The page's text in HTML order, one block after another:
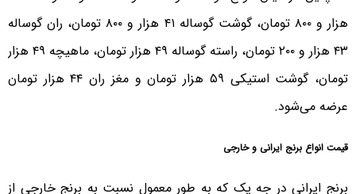
هزار و ۸۰۰ تومان، گوشت گوساله ۴۱ هزار و ۸۰۰ تومان، ‌ران گوساله
۴۳ هزار و ۲۰۰ تومان، راسته گوساله ۴۹ هزار تومان، ماهیچه ۴۹ هزار
تومان، گوشت استیکی ۵۹ هزار تومان و مغز ران ۴۴ هزار تومان
عرضه می‌شود.
قیمت انواع برنج ایرانی و خارجی
برنج ایرانی در جه یک که به طور معمول نسبت به برنج خارجی از